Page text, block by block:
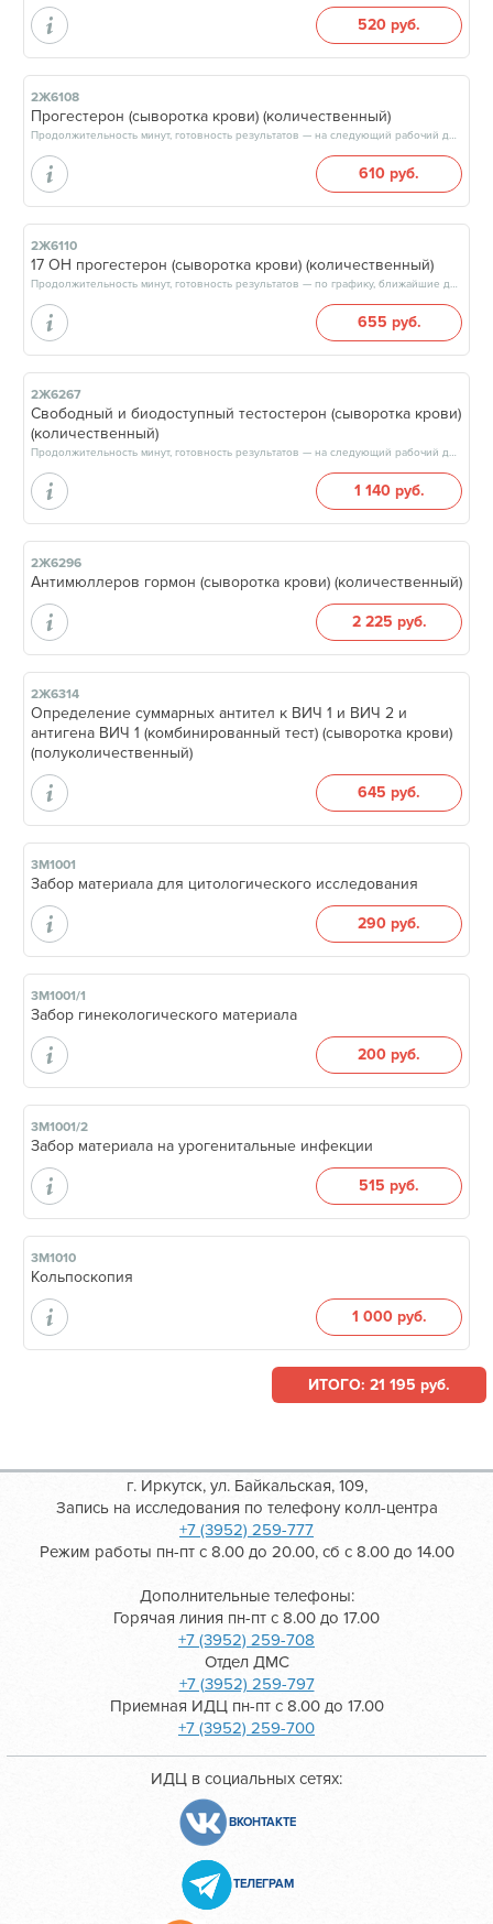
520 руб.
2Ж6108
Прогестерон (сыворотка крови) (количественный)
Продолжительность минут, готовность результатов — на следующий рабочий день, после 17:00
610 руб.
2Ж6110
17 ОН прогестерон (сыворотка крови) (количественный)
Продолжительность минут, готовность результатов — по графику, ближайшие даты: 08.08.26, 12.08.26, 15.08.26, 19.08.26, результат через 3 рабочих дня, после 13:00
655 руб.
2Ж6267
Свободный и биодоступный тестостерон (сыворотка крови)
(количественный)
Продолжительность минут, готовность результатов — на следующий рабочий день, после 17:00
1 140 руб.
2Ж6296
Антимюллеров гормон (сыворотка крови) (количественный)
2 225 руб.
2Ж6314
Определение суммарных антител к ВИЧ 1 и ВИЧ 2 и
антигена ВИЧ 1 (комбинированный тест) (сыворотка крови)
(полуколичественный)
645 руб.
3М1001
Забор материала для цитологического исследования
290 руб.
3М1001/1
Забор гинекологического материала
200 руб.
3М1001/2
Забор материала на урогенитальные инфекции
515 руб.
3М1010
Кольпоскопия
1 000 руб.
ИТОГО: 21 195 руб.
г. Иркутск, ул. Байкальская, 109,
Запись на исследования по телефону колл-центра
+7 (3952) 259-777
Режим работы пн-пт с 8.00 до 20.00, сб с 8.00 до 14.00
Дополнительные телефоны:
Горячая линия пн-пт с 8.00 до 17.00
+7 (3952) 259-708
Отдел ДМС
+7 (3952) 259-797
Приемная ИДЦ пн-пт с 8.00 до 17.00
+7 (3952) 259-700
ИДЦ в социальных сетях:
ВКОНТАКТЕ
ТЕЛЕГРАМ